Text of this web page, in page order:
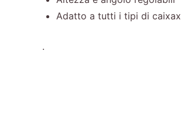
Adatto a tutti i tipi di caixax
.